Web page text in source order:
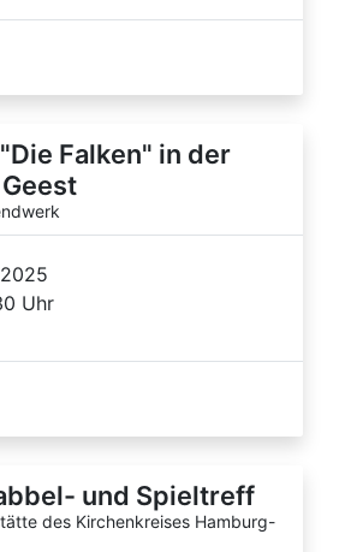
Falken" in der
Uhr
und Spieltreff
des Kirchenkreises Hamburg-